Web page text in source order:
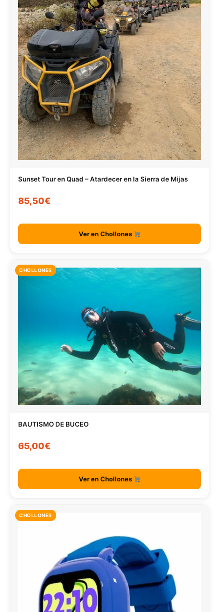
Sunset Tour en Quad – Atardecer en la Sierra de Mijas
85,50€
Ver en Chollones
CHOLLONES
BAUTISMO DE BUCEO
65,00€
Ver en Chollones
CHOLLONES